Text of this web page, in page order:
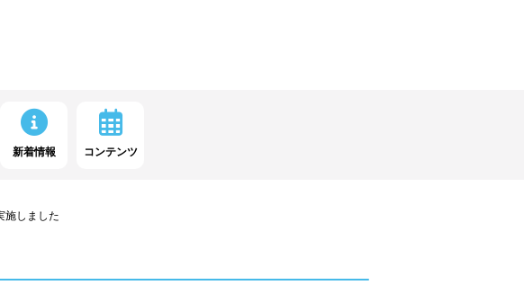
新着情報 コンテンツ
施しました